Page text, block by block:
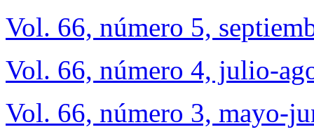
Vol. 66, número 5,
Vol. 66, número 4, julio-
Vol. 66, número 3, mayo-